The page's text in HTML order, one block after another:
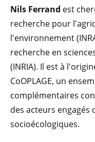
Nils Ferrand est
recherche pour
l'environnement
recherche en
(INRIA). Il est à
CoOPLAGE, un
complémentaires
des acteurs engagés
socioécologiques.